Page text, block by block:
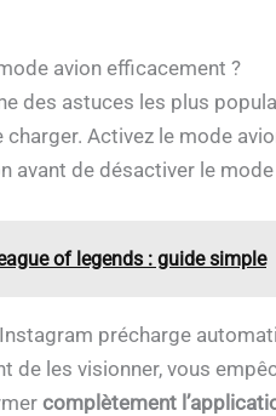
avion efficacement ?
des astuces les plus
charger. Activez le mode
avant de désactiver le mode
of legends : guide simple
précharge
les visionner, vous
complètement